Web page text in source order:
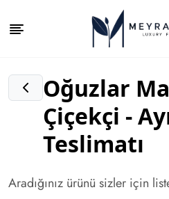
Oğuzlar
Çiçekçi -
Teslimatı
Aradığınız ürünü sizler için